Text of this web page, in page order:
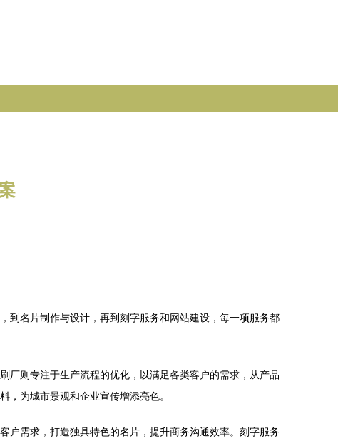
到名片制作与设计，再到刻字服务和网站建设，每一项服务都
厂则专注于生产流程的优化，以满足各类客户的需求，从产品
，为城市景观和企业宣传增添亮色。
户需求，打造独具特色的名片，提升商务沟通效率。刻字服务